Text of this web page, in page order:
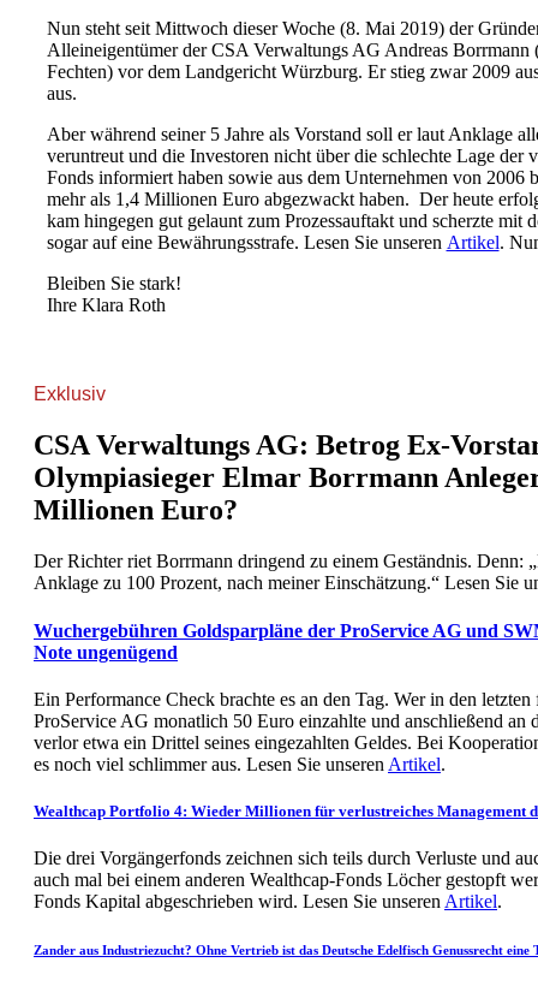
Nun steht seit Mittwoch dieser Woche (8. Mai 2019) der
Alleineigentümer der CSA Verwaltungs AG Andreas Borrmann
Fechten) vor dem Landgericht Würzburg. Er stieg zwar 2009
aus.
Aber während seiner 5 Jahre als Vorstand soll er laut Anklage
veruntreut und die Investoren nicht über die schlechte Lage der
Fonds informiert haben sowie aus dem Unternehmen von 2006
mehr als 1,4 Millionen Euro abgezwackt haben. Der heute
kam hingegen gut gelaunt zum Prozessauftakt und scherzte mit
sogar auf eine Bewährungsstrafe. Lesen Sie unseren Artikel.
Bleiben Sie stark!
Ihre Klara Roth
Exklusiv
CSA Verwaltungs AG: Betrog Ex-
Olympiasieger Elmar Borrmann
Millionen Euro?
Der Richter riet Borrmann dringend zu einem Geständnis. Denn:
Anklage zu 100 Prozent, nach meiner Einschätzung.“ Lesen Sie
Wuchergebühren Goldsparpläne der ProService AG und
Note ungenügend
Ein Performance Check brachte es an den Tag. Wer in den
ProService AG monatlich 50 Euro einzahlte und anschließend an
verlor etwa ein Drittel seines eingezahlten Geldes. Bei
es noch viel schlimmer aus. Lesen Sie unseren Artikel.
Wealthcap Portfolio 4: Wieder Millionen für verlustreiches Management
Die drei Vorgängerfonds zeichnen sich teils durch Verluste und
auch mal bei einem anderen Wealthcap-Fonds Löcher gestopft
Fonds Kapital abgeschrieben wird. Lesen Sie unseren Artikel.
Zander aus Industriezucht? Ohne Vertrieb ist das Deutsche Edelfisch Genussrecht eine